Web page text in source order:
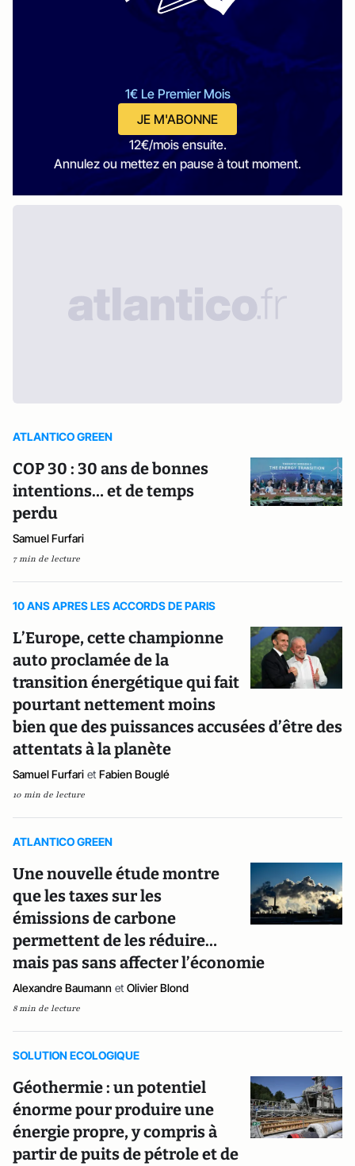
1€ Le Premier Mois
JE M'ABONNE
12€/mois ensuite.
Annulez ou mettez en pause à tout moment.
ATLANTICO GREEN
COP 30 : 30 ans de bonnes
intentions… et de temps
perdu
Samuel Furfari
7 min de lecture
10 ANS APRES LES ACCORDS DE PARIS
L’Europe, cette championne
auto proclamée de la
transition énergétique qui fait
pourtant nettement moins
bien que des puissances accusées d’être des
attentats à la planète
Samuel Furfari et Fabien Bouglé
10 min de lecture
ATLANTICO GREEN
Une nouvelle étude montre
que les taxes sur les
émissions de carbone
permettent de les réduire…
mais pas sans affecter l’économie
Alexandre Baumann et Olivier Blond
8 min de lecture
SOLUTION ECOLOGIQUE
Géothermie : un potentiel
énorme pour produire une
énergie propre, y compris à
partir de puits de pétrole et de